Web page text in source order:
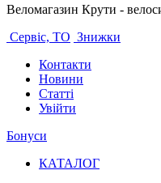
Веломагазин Крути -
Сервіс, ТО Знижки
Контакти
Новини
Статті
Увійти
Бонуси
КАТАЛОГ